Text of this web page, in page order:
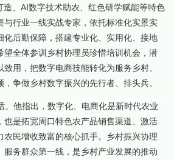
造、AI数字技术助农、红色研学赋能等特色
与行业一线实战专家，依托标准化实景实
化后勤保障，搭建专业化、实用化、接地
望全体参训乡村协理员珍惜培训机会，潜
用，把数字电商技能转化为服务乡村、
争做乡村数字振兴的先行者、排头兵。
。他指出，数字化、电商化是新时代农业
也是拓宽周口特色农产品销售渠道、激活
农民增收致富的核心抓手。乡村振兴协理
服务群众第一线，是乡村产业发展的推动